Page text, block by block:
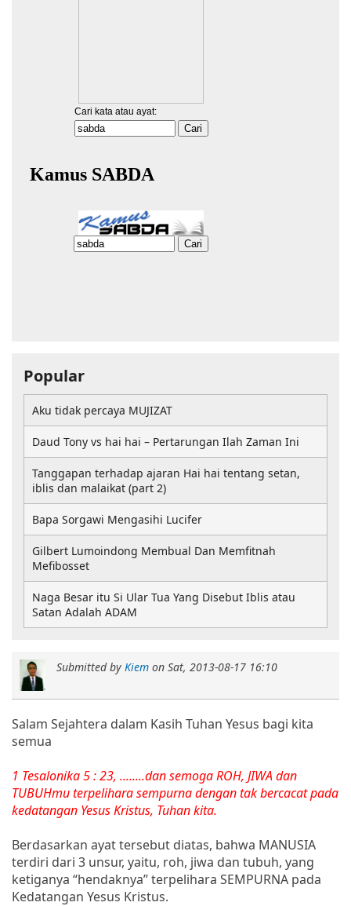
Submitted byKiem onSat, 2013-08-17 16:10
Salam Sejahtera dalam Kasih Tuhan Yesus bagi kita
semua
1 Tesalonika 5 : 23, ........dan semoga ROH, JIWA dan
TUBUHmu terpelihara sempurna dengan tak bercacat pada
kedatangan Yesus Kristus, Tuhan kita.
Berdasarkan ayat tersebut diatas, bahwa MANUSIA
terdiri dari 3 unsur, yaitu, roh, jiwa dan tubuh, yang
ketiganya “hendaknya” terpelihara SEMPURNA pada
Kedatangan Yesus Kristus.
Popular
Aku tidak percaya MUJIZAT
Daud Tony vs hai hai – Pertarungan Ilah Zaman Ini
Tanggapan terhadap ajaran Hai hai tentang setan,
iblis dan malaikat (part 2)
Bapa Sorgawi Mengasihi Lucifer
Gilbert Lumoindong Membual Dan Memfitnah
Mefibosset
Naga Besar itu Si Ular Tua Yang Disebut Iblis atau
Satan Adalah ADAM